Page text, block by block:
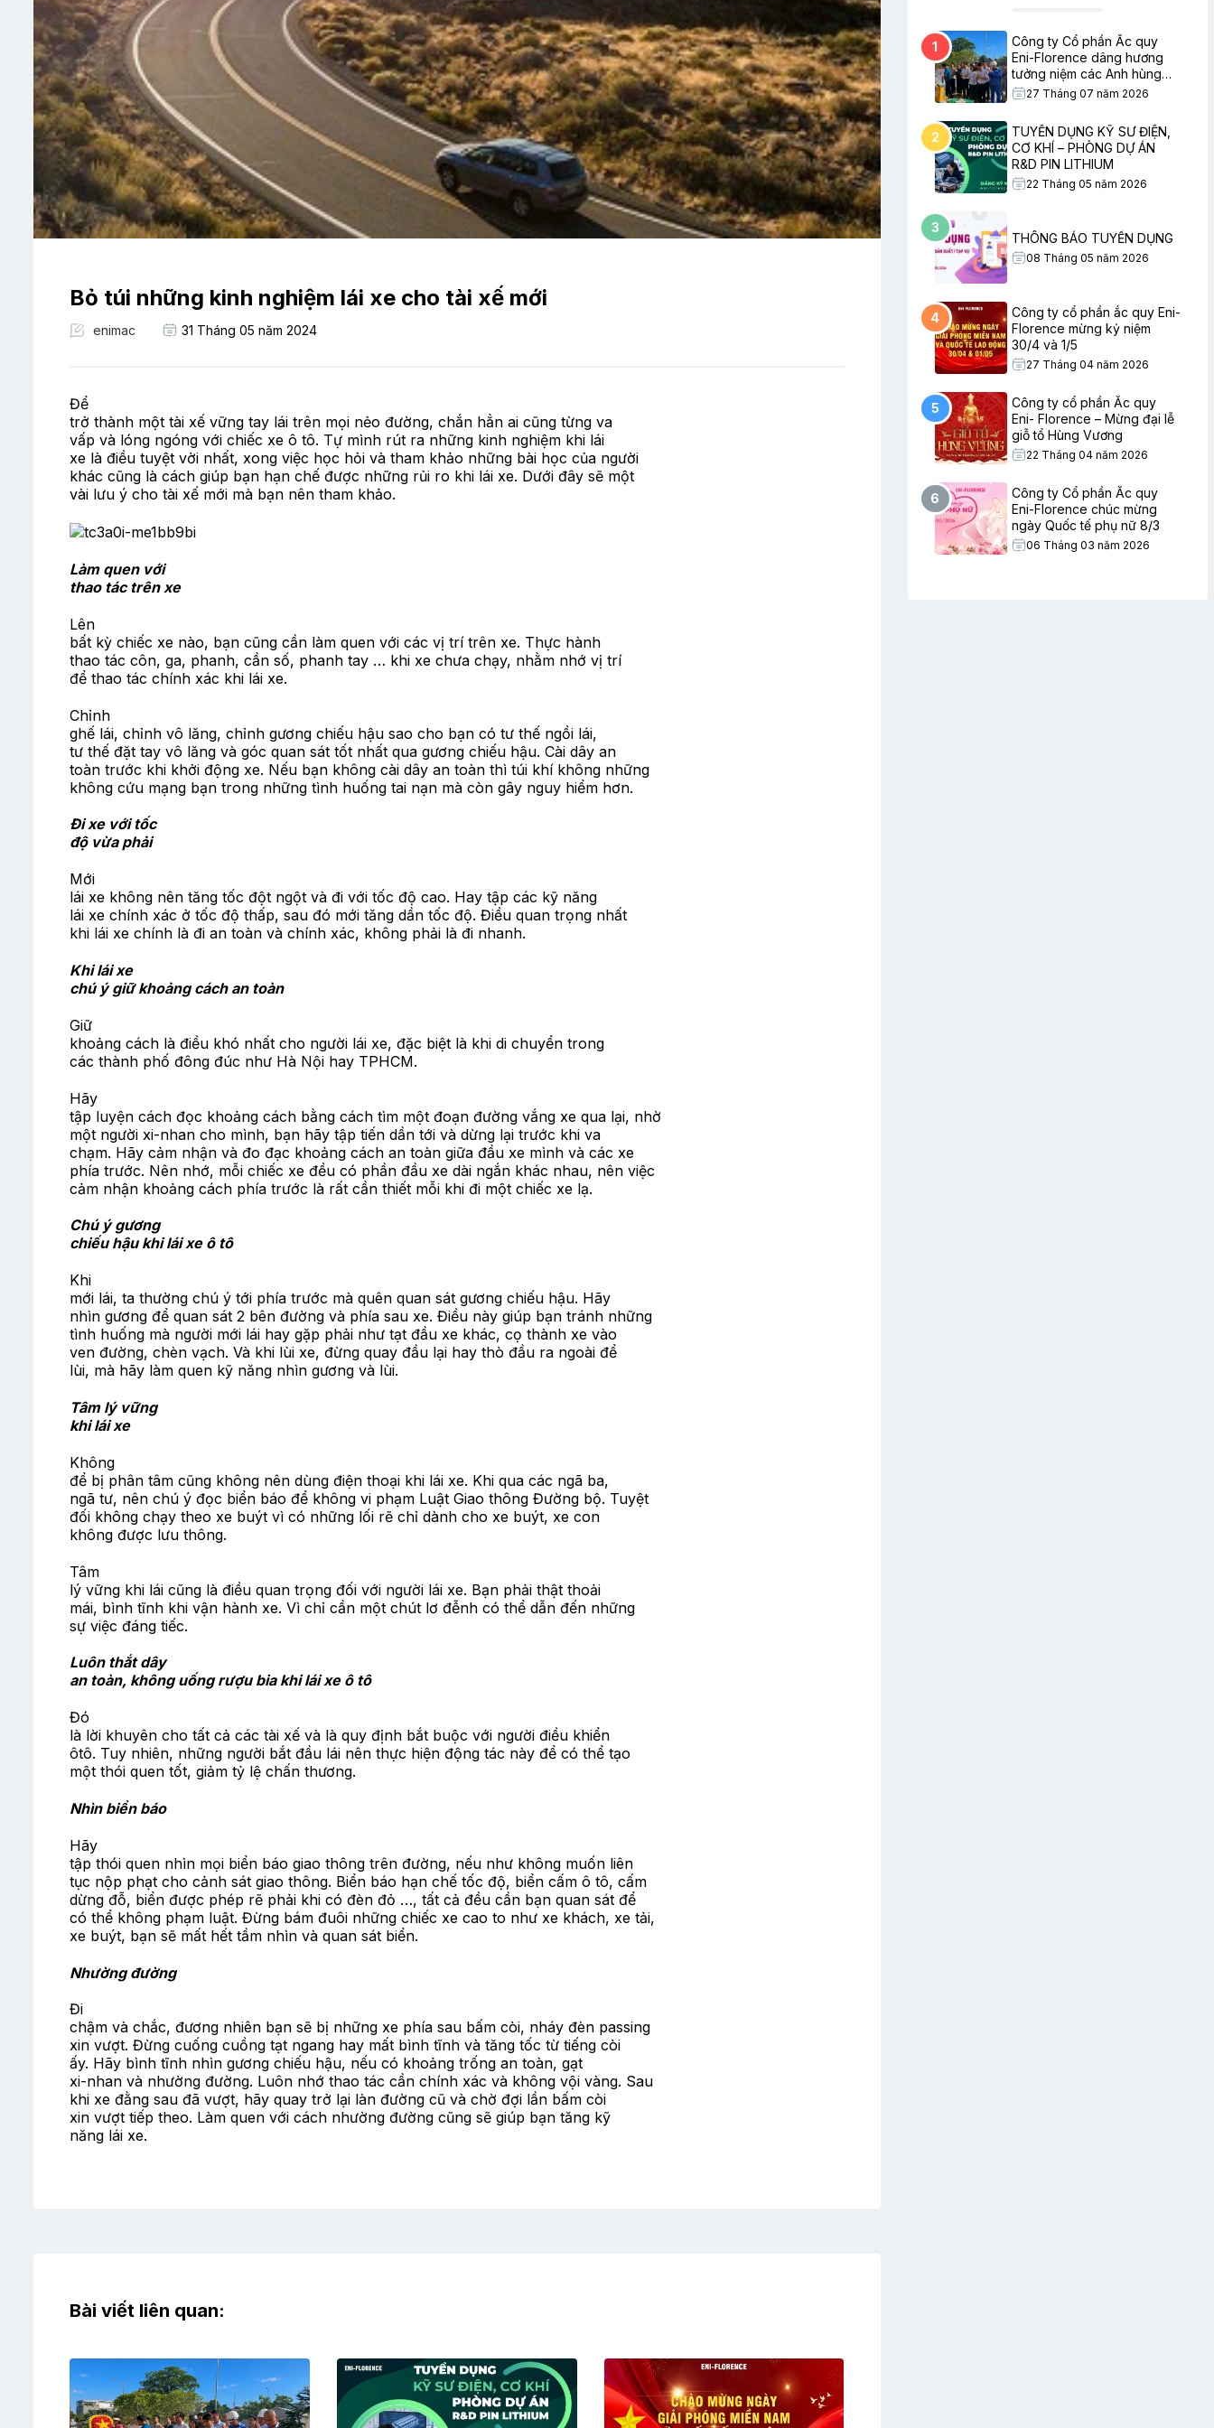
Bỏ túi những kinh nghiệm lái xe cho tài xế mới
enimac 31 Tháng 05 năm 2024
Để
trở thành một tài xế vững tay lái trên mọi nẻo đường, chắn hẳn ai cũng từng va
vấp và lóng ngóng với chiếc xe ô tô. Tự mình rút ra những kinh nghiệm khi lái
xe là điều tuyệt vời nhất, xong việc học hỏi và tham khảo những bài học của người
khác cũng là cách giúp bạn hạn chế được những rủi ro khi lái xe. Dưới đây sẽ một
vài lưu ý cho tài xế mới mà bạn nên tham khảo.
Làm quen với
thao tác trên xe
Lên
bất kỳ chiếc xe nào, bạn cũng cần làm quen với các vị trí trên xe. Thực hành
thao tác côn, ga, phanh, cần số, phanh tay … khi xe chưa chạy, nhằm nhớ vị trí
để thao tác chính xác khi lái xe.
Chỉnh
ghế lái, chỉnh vô lăng, chỉnh gương chiếu hậu sao cho bạn có tư thế ngồi lái,
tư thế đặt tay vô lăng và góc quan sát tốt nhất qua gương chiếu hậu. Cài dây an
toàn trước khi khởi động xe. Nếu bạn không cài dây an toàn thì túi khí không những
không cứu mạng bạn trong những tình huống tai nạn mà còn gây nguy hiểm hơn.
Đi xe với tốc
độ vừa phải
Mới
lái xe không nên tăng tốc đột ngột và đi với tốc độ cao. Hay tập các kỹ năng
lái xe chính xác ở tốc độ thấp, sau đó mới tăng dần tốc độ. Điều quan trọng nhất
khi lái xe chính là đi an toàn và chính xác, không phải là đi nhanh.
Khi lái xe
chú ý giữ khoảng cách an toàn
Giữ
khoảng cách là điều khó nhất cho người lái xe, đặc biệt là khi di chuyển trong
các thành phố đông đúc như Hà Nội hay TPHCM.
Hãy
tập luyện cách đọc khoảng cách bằng cách tìm một đoạn đường vắng xe qua lại, nhờ
một người xi-nhan cho mình, bạn hãy tập tiến dần tới và dừng lại trước khi va
chạm. Hãy cảm nhận và đo đạc khoảng cách an toàn giữa đầu xe mình và các xe
phía trước. Nên nhớ, mỗi chiếc xe đều có phần đầu xe dài ngắn khác nhau, nên việc
cảm nhận khoảng cách phía trước là rất cần thiết mỗi khi đi một chiếc xe lạ.
Chú ý gương
chiếu hậu khi lái xe ô tô
Khi
mới lái, ta thường chú ý tới phía trước mà quên quan sát gương chiếu hậu. Hãy
nhìn gương để quan sát 2 bên đường và phía sau xe. Điều này giúp bạn tránh những
tình huống mà người mới lái hay gặp phải như tạt đầu xe khác, cọ thành xe vào
ven đường, chèn vạch. Và khi lùi xe, đừng quay đầu lại hay thò đầu ra ngoài để
lùi, mà hãy làm quen kỹ năng nhìn gương và lùi.
Tâm lý vững
khi lái xe
Không
để bị phân tâm cũng không nên dùng điện thoại khi lái xe. Khi qua các ngã ba,
ngã tư, nên chú ý đọc biển báo để không vi phạm Luật Giao thông Đường bộ. Tuyệt
đối không chạy theo xe buýt vì có những lối rẽ chỉ dành cho xe buýt, xe con
không được lưu thông.
Tâm
lý vững khi lái cũng là điều quan trọng đối với người lái xe. Bạn phải thật thoải
mái, bình tĩnh khi vận hành xe. Vì chỉ cần một chút lơ đễnh có thể dẫn đến những
sự việc đáng tiếc.
Luôn thắt dây
an toàn, không uống rượu bia khi lái xe ô tô
Đó
là lời khuyên cho tất cả các tài xế và là quy định bắt buộc với người điều khiển
ôtô. Tuy nhiên, những người bắt đầu lái nên thực hiện động tác này để có thể tạo
một thói quen tốt, giảm tỷ lệ chấn thương.
Nhìn biển báo
Hãy
tập thói quen nhìn mọi biển báo giao thông trên đường, nếu như không muốn liên
tục nộp phạt cho cảnh sát giao thông. Biển báo hạn chế tốc độ, biển cấm ô tô, cấm
dừng đỗ, biển được phép rẽ phải khi có đèn đỏ …, tất cả đều cần bạn quan sát để
có thể không phạm luật. Đừng bám đuôi những chiếc xe cao to như xe khách, xe tải,
xe buýt, bạn sẽ mất hết tầm nhìn và quan sát biển.
Nhường đường
Đi
chậm và chắc, đương nhiên bạn sẽ bị những xe phía sau bấm còi, nháy đèn passing
xin vượt. Đừng cuống cuồng tạt ngang hay mất bình tĩnh và tăng tốc từ tiếng còi
ấy. Hãy bình tĩnh nhìn gương chiếu hậu, nếu có khoảng trống an toàn, gạt
xi-nhan và nhường đường. Luôn nhớ thao tác cần chính xác và không vội vàng. Sau
khi xe đằng sau đã vượt, hãy quay trở lại làn đường cũ và chờ đợi lần bấm còi
xin vượt tiếp theo. Làm quen với cách nhường đường cũng sẽ giúp bạn tăng kỹ
năng lái xe.
Bài viết liên quan:
1
Công ty Cổ phần Ắc quy
Eni-Florence dâng hương
tưởng niệm các Anh hùng
Liệt sĩ nhân ngày Thương
27 Tháng 07 năm 2026
2
TUYỂN DỤNG KỸ SƯ ĐIỆN,
CƠ KHÍ – PHÒNG DỰ ÁN
R&D PIN LITHIUM
22 Tháng 05 năm 2026
3
THÔNG BÁO TUYỂN DỤNG
08 Tháng 05 năm 2026
4
Công ty cổ phần ắc quy Eni-
Florence mừng kỷ niệm
30/4 và 1/5
27 Tháng 04 năm 2026
5
Công ty cổ phần Ắc quy
Eni- Florence – Mừng đại lễ
giỗ tổ Hùng Vương
22 Tháng 04 năm 2026
6
Công ty Cổ phần Ắc quy
Eni-Florence chúc mừng
ngày Quốc tế phụ nữ 8/3
06 Tháng 03 năm 2026